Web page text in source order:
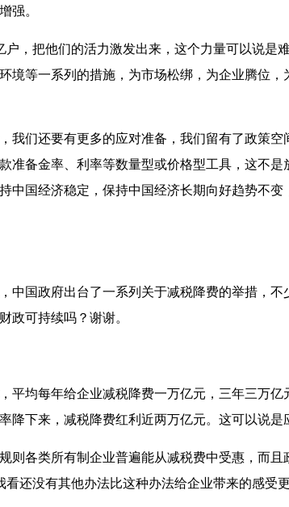
强。
，把他们的活力激发出来，这个力量可以说是
境等一系列的措施，为市场松绑，为企业腾位
们还要有更多的应对准备，我们留有了政策空
准备金率、利率等数量型或价格型工具，这不
中国经济稳定，保持中国经济长期向好趋势不
国政府出台了一系列关于减税降费的举措，
政可持续吗？谢谢。
均每年给企业减税降费一万亿元，三年三万
降下来，减税降费红利近两万亿元。这可以说是
各类所有制企业普遍能从减税费中受惠，而且
还没有其他办法比这种办法给企业带来的感受更